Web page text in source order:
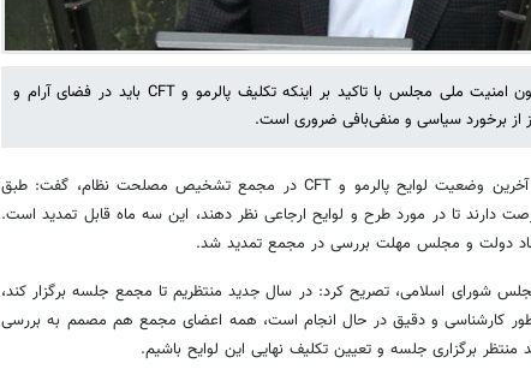
خانه ملت نوشت: رئیس کمیسیون امنیت ملی مجلس با تاکید بر اینکه تکلیف پالرمو و CFT باید در فضای آرام و
برخورد سیاسی و منفی‌بافی ضروری است.
حشمت الله فلاحت‌پیشه در مورد آخرین وضعیت لوایح پالرمو و CFT در مجمع تشخیص مصلحت نظام، گفت: طبق
دارند تا در مورد طرح و لوایح ارجاعی نظر دهند، این سه ماه قابل تمدید است.
دولت و مجلس مهلت بررسی در مجمع تمدید شد.
شورای اسلامی، تصریح کرد: در سال جدید منتظریم تا مجمع جلسه برگزار کند،
طور کارشناسی و دقیق در حال انجام است، همه اعضای مجمع هم مصمم به بررسی
برگزاری جلسه و تعیین تکلیف نهایی این لوایح باشیم.